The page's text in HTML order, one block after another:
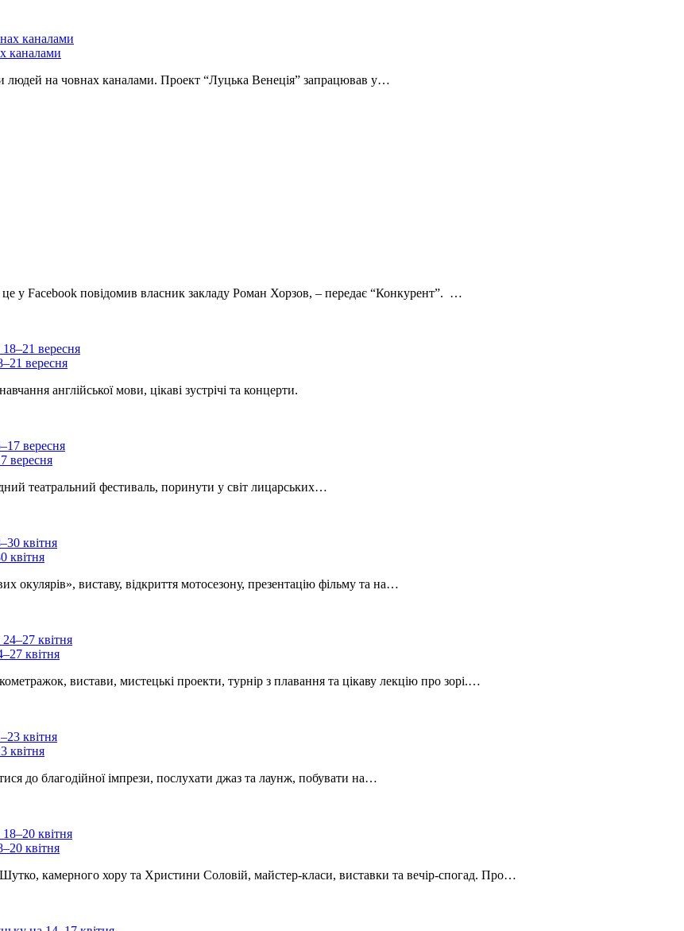
каналами
людей на човнах каналами. Проект “Луцька Венеція” запрацював у…
у Facebook повідомив власник закладу Роман Хорзов, – передає “Конкурент”. …
вересня
англійської мови, цікаві зустрічі та концерти.
вересня
театральний фестиваль, поринути у світ лицарських…
квітня
окулярів», виставу, відкриття мотосезону, презентацію фільму та на…
квітня
вистави, мистецькі проекти, турнір з плавання та цікаву лекцію про зорі.…
квітня
до благодійної імпрези, послухати джаз та лаунж, побувати на…
квітня
камерного хору та Христини Соловій, майстер-класи, виставки та вечір-спогад. Про…